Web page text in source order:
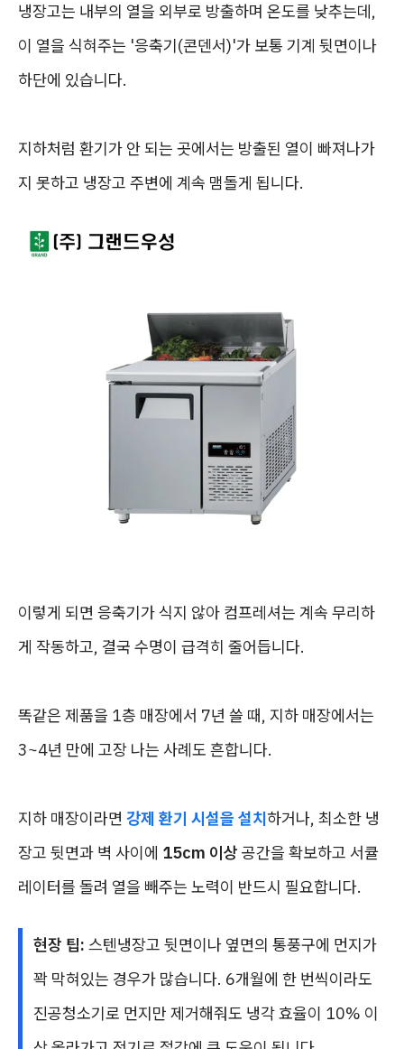
냉장고는 내부의 열을 외부로 방출하며 온도를 낮추는데,
이 열을 식혀주는 '응축기(콘덴서)'가 보통 기계 뒷면이나
하단에 있습니다.
지하처럼 환기가 안 되는 곳에서는 방출된 열이 빠져나가
지 못하고 냉장고 주변에 계속 맴돌게 됩니다.
이렇게 되면 응축기가 식지 않아 컴프레셔는 계속 무리하
게 작동하고, 결국 수명이 급격히 줄어듭니다.
똑같은 제품을 1층 매장에서 7년 쓸 때, 지하 매장에서는
3~4년 만에 고장 나는 사례도 흔합니다.
지하 매장이라면 강제 환기 시설을 설치하거나, 최소한 냉
장고 뒷면과 벽 사이에 15cm 이상 공간을 확보하고 서큘
레이터를 돌려 열을 빼주는 노력이 반드시 필요합니다.
현장 팁: 스텐냉장고 뒷면이나 옆면의 통풍구에 먼지가
꽉 막혀있는 경우가 많습니다. 6개월에 한 번씩이라도
진공청소기로 먼지만 제거해줘도 냉각 효율이 10% 이